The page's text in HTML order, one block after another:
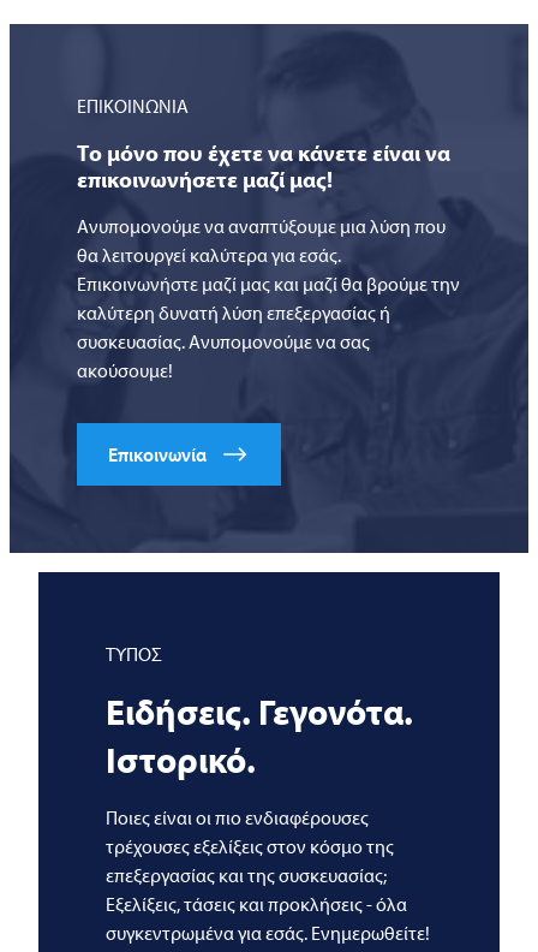
ΕΠΙΚΟΙΝΩΝΙΑ
Το μόνο που έχετε να κάνετε είναι να
επικοινωνήσετε μαζί μας!
Ανυπομονούμε να αναπτύξουμε μια λύση που
θα λειτουργεί καλύτερα για εσάς.
Επικοινωνήστε μαζί μας και μαζί θα βρούμε την
καλύτερη δυνατή λύση επεξεργασίας ή
συσκευασίας. Ανυπομονούμε να σας
ακούσουμε!
Επικοινωνία
ΤΥΠΟΣ
Ειδήσεις. Γεγονότα.
Ιστορικό.
Ποιες είναι οι πιο ενδιαφέρουσες
τρέχουσες εξελίξεις στον κόσμο της
επεξεργασίας και της συσκευασίας;
Εξελίξεις, τάσεις και προκλήσεις - όλα
συγκεντρωμένα για εσάς. Ενημερωθείτε!